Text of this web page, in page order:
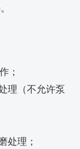
。
；
理（不允许泵
处理；